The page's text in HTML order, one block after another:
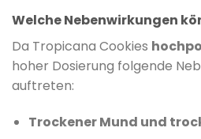
Welche Nebenwirkungen
Da Tropicana Cookies
hoher Dosierung folgende
auftreten:
Trockener Mund und